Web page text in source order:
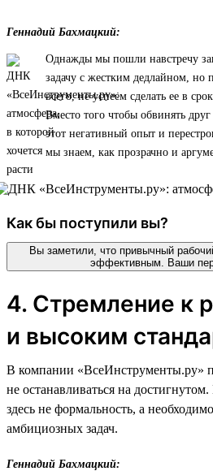
Геннадий Бахмацкий:
Однажды мы пошли навстречу
задачу с жестким дедлайном, но
всего, не успеем сделать ее в
Вместо того чтобы обвинять
этот негативный опыт и
мы знаем, как прозрачно и
Как бы поступили вы?
Вы заметили, что привычный
эффективным. Ваши
4. Стремление к
и высоким
В компании «ВсеИнструменты.ру»
не останавливаться на
здесь не формальность, а
амбициозных задач.
Геннадий Бахмацкий: